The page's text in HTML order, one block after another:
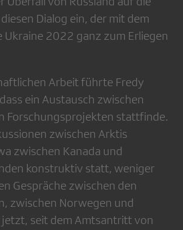
Dialog ein, der mit dem
Ukraine 2022 ganz zum Erliegen
Arbeit führte Fredy
ein Austausch zwischen
Forschungsprojekten stattfinde.
zwischen Arktis
zwischen Kanada und
konstruktiv statt, weniger
Gespräche zwischen den
zwischen Norwegen und
jetzt, seit dem Amtsantritt von